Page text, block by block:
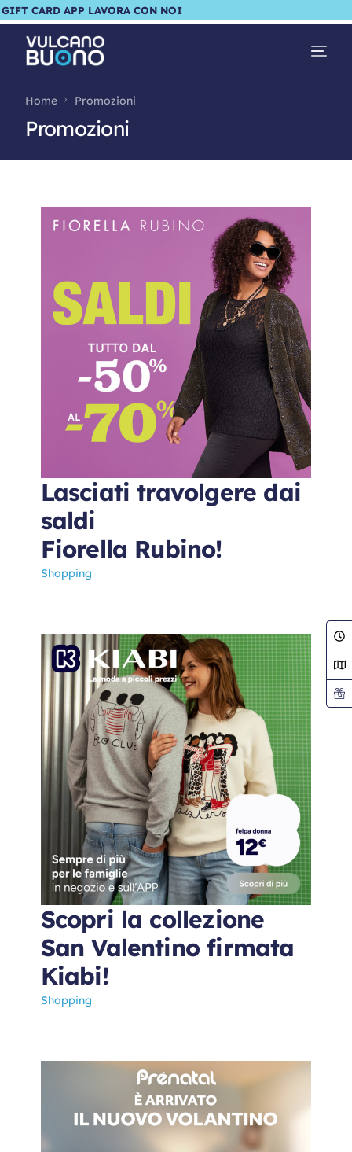
GIFT CARD APP LAVORA CON NOI
Home Promozioni
Promozioni
Lasciati travolgere dai
saldi
Fiorella Rubino!
Shopping
Scopri la collezione
San Valentino firmata
Kiabi!
Shopping